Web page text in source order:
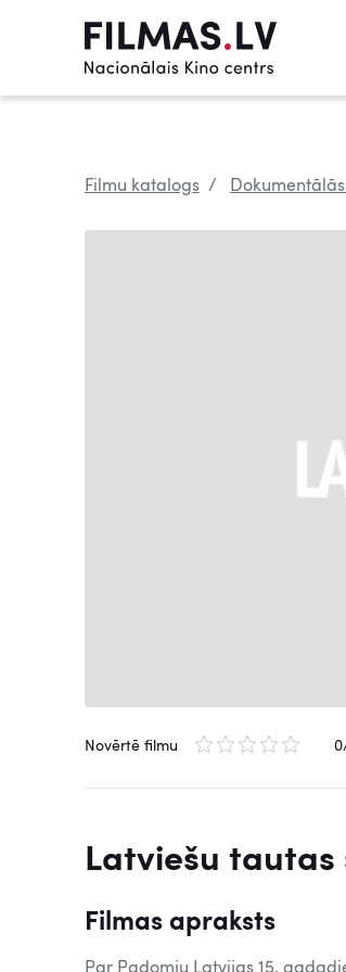
Filmu katalogs
Novērtē filmu
Latviešu tautas
Filmas apraksts